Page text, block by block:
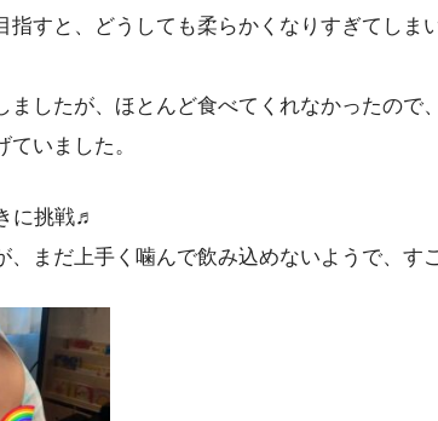
指すと、どうしても柔らかくなりすぎてしま
ましたが、ほとんど食べてくれなかったので
いました。
に挑戦♬
、まだ上手く噛んで飲み込めないようで、す